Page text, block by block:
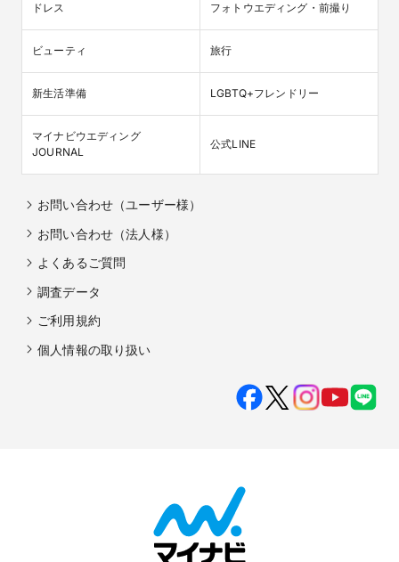
ドレス フォトウエディング・前撮り
ビューティ 旅行
新生活準備 LGBTQ+フレンドリー
マイナビウエディング
JOURNAL
公式LINE
お問い合わせ（ユーザー様）
お問い合わせ（法人様）
よくあるご質問
調査データ
ご利用規約
個人情報の取り扱い